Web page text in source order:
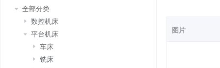
全部分类
数控机床
平台机床
车床
铣床
图片